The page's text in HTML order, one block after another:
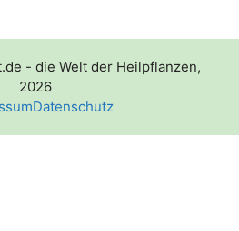
- die Welt der Heilpflanzen,
2026
Datenschutz